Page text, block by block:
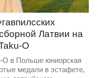
Латвии на
O
O в Польше юниорская
медали в эстафете,